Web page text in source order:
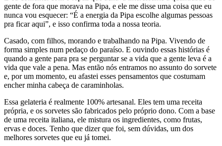
gente de fora que morava na Pipa, e ele me disse uma coisa que eu
nunca vou esquecer: “É a energia da Pipa escolhe algumas pessoas
pra ficar aqui”, e isso confirma toda a nossa teoria.
Casado, com filhos, morando e trabalhando na Pipa. Vivendo de
forma simples num pedaço do paraíso. E ouvindo essas histórias é
quando a gente para pra se perguntar se a vida que a gente leva é a
vida que vale a pena. Mas então nós entramos no assunto do sorvete
e, por um momento, eu afastei esses pensamentos que costumam
encher minha cabeça de caraminholas.
Essa gelateria é realmente 100% artesanal. Eles tem uma receita
própria, e os sorvetes são fabricados pelo próprio dono. Com a base
de uma receita italiana, ele mistura os ingredientes, como frutas,
ervas e doces. Tenho que dizer que foi, sem dúvidas, um dos
melhores sorvetes que eu já tomei.